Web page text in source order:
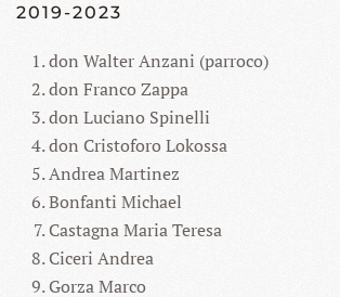
2019-2023
don Walter Anzani (parroco)
don Franco Zappa
don Luciano Spinelli
don Cristoforo Lokossa
Andrea Martinez
Bonfanti Michael
Castagna Maria Teresa
Ciceri Andrea
Gorza Marco